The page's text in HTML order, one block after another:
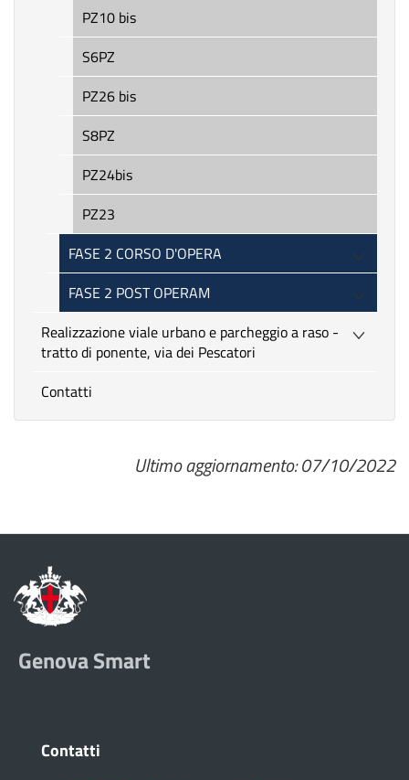
PZ10 bis
S6PZ
PZ26 bis
S8PZ
PZ24bis
PZ23
FASE 2 CORSO D'OPERA
FASE 2 POST OPERAM
Realizzazione viale urbano e parcheggio a raso -
tratto di ponente, via dei Pescatori
Contatti
Ultimo aggiornamento: 07/10/2022
Genova Smart
Contatti